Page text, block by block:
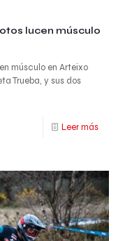
lucen músculo
músculo en Arteixo
Trueba, y sus dos
Leer más